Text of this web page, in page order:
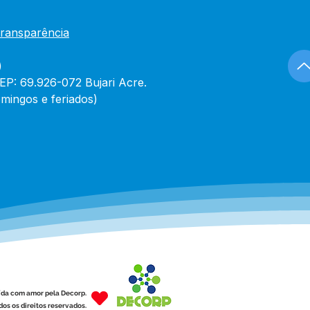
69.926-072 Bujari Acre.
e feriados)
com amor pela Decorp.
os direitos reservados.